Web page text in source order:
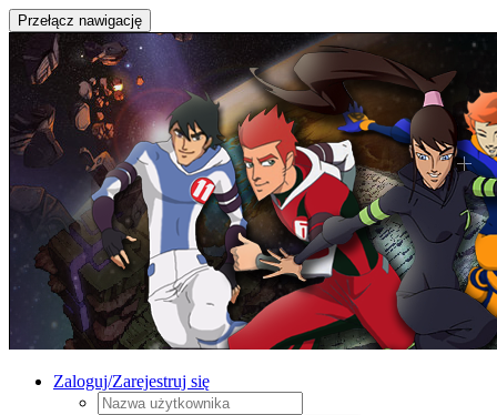
Przełącz nawigację
Zaloguj/Zarejestruj się